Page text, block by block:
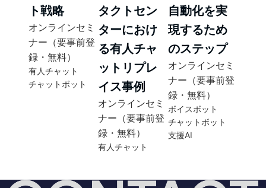
ト戦略
オンラインセミ
ナー（要事前登
録・無料）
有人チャット
チャットボット
タクトセン
ターにおけ
る有人チャ
ットリプレ
イス事例
オンラインセミ
ナー（要事前登
録・無料）
有人チャット
自動化を実
現するため
のステップ
オンラインセミ
ナー（要事前登
録・無料）
ボイスボット
チャットボット
支援AI